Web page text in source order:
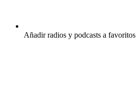
Añadir radios y podcasts a favoritos